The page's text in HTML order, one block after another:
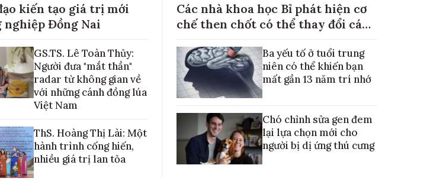
kiến tạo giá trị mới
nghiệp Đồng Nai
GS.TS. Lê Toàn Thủy:
Người đưa "mắt thần"
radar từ không gian về
với những cánh đồng lúa
Việt Nam
ThS. Hoàng Thị Lài: Một
hành trình cống hiến,
nhiều giá trị lan tỏa
Các nhà khoa học Bỉ phát hiện cơ
chế then chốt có thể thay đổi cách
Ba yếu tố ở tuổi trung
niên có thể khiến bạn
mất gần 13 năm trí nhớ
Chó chỉnh sửa gen đem
lại lựa chọn mới cho
người bị dị ứng thú cưng